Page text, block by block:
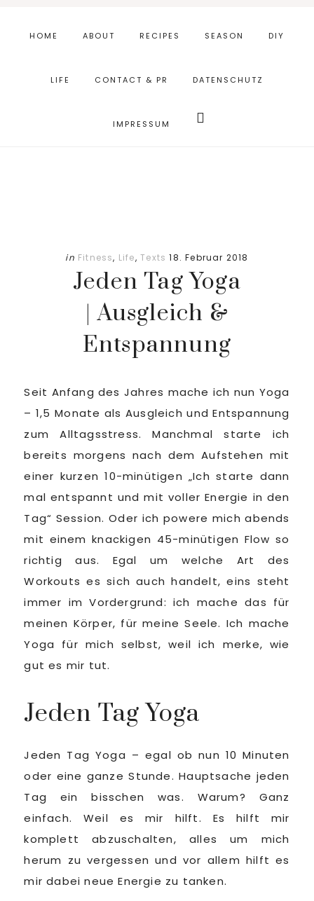
Fußzeile
HOME ABOUT RECIPES SEASON DIY
LIFE CONTACT & PR DATENSCHUTZ
IMPRESSUM durchsuchen
in Fitness, Life,Texts 18. Februar 2018
Jeden Tag Yoga
| Ausgleich &
Entspannung
Seit Anfang des Jahres mache ich nun Yoga
– 1,5 Monate als Ausgleich und Entspannung
zum Alltagsstress. Manchmal starte ich
bereits morgens nach dem Aufstehen mit
einer kurzen 10-minütigen „Ich starte dann
mal entspannt und mit voller Energie in den
Tag“ Session. Oder ich powere mich abends
mit einem knackigen 45-minütigen Flow so
richtig aus. Egal um welche Art des
Workouts es sich auch handelt, eins steht
immer im Vordergrund: ich mache das für
meinen Körper, für meine Seele. Ich mache
Yoga für mich selbst, weil ich merke, wie
gut es mir tut.
Jeden Tag Yoga
Jeden Tag Yoga – egal ob nun 10 Minuten
oder eine ganze Stunde. Hauptsache jeden
Tag ein bisschen was. Warum? Ganz
einfach. Weil es mir hilft. Es hilft mir
komplett abzuschalten, alles um mich
herum zu vergessen und vor allem hilft es
mir dabei neue Energie zu tanken.